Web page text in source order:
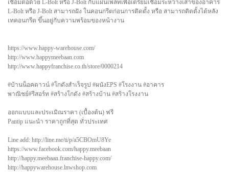
เชื่อมต่อด้วย L-Bolt หรือ J-Bolt กับแผ่นเพลทเพื่อเตรียมเชื่อมระหว่างเสาของอาคาร
L-Bolt หรือ J-Bolt สามารถฝัง ในคอนกรีตก่อนการติดตั้ง หรือ สามารถติดตั้งได้หลัง
เทคอนกรีต ขึ้นอยู่กับความพร้อมของหน้างาน
https://www.happy-warehouse.com/
http://www.happymeebaan.com
http://www.happyfranchise.co.th/store/0000214
#บ้านน็อคดาวน์ #โกดังสำเร็จรูป #ผนังEPS #โรงงาน #อาคาร
พาณิชย์#รีสอร์ท #สร้างโกดัง #สร้างบ้าน #สร้างโรงงาน
ออกแบบและประเมิณราคา (เบื้องต้น) ฟรี
Pantip แนะนำ ราคาถูกที่สุด ทั่วประเทศ
Line add: http://line.me/ti/p/a5CBOmU8Ye
https://www.facebook.com/happy.meebaan
http://happy.meebaan.franchise-happy.com/
http://happywarehouse.lnwshop.com